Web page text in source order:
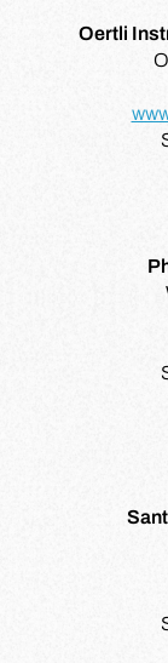
Oertli